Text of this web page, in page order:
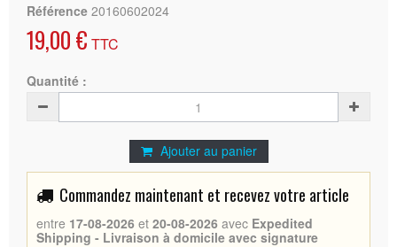
Référence 20160602024
19,00 € TTC
Quantité :
Ajouter au panier
Commandez maintenant et recevez votre article
entre 17-08-2026 et 20-08-2026 avec Expedited
Shipping - Livraison à domicile avec signature